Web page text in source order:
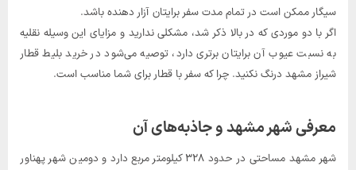
سیگار ممکن است در تمام مدت سفر برایتان آزار دهنده باشد.
اگر با دو موردی که در بالا ذکر شد، مشکلی ندارید و مزایای این وسیله نقلیه
به نسبت عیوب آن برایتان برتری دارد، توصیه می‌شود در خرید بلیط قطار
شیراز مشهد درنگ نکنید. چرا که سفر با قطار برای شما مناسب است.
معرفی شهر مشهد و جاذبه‌های آن
شهر مشهد مساحتی در حدود ۳۲۸ کیلومتر مربع دارد و دومین شهر پهناور